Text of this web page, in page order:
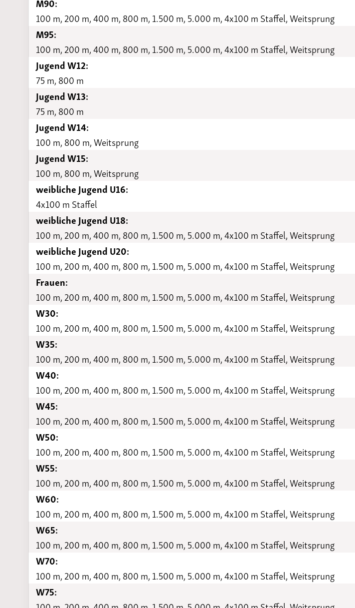
100 m, 200 m, 400 m, 800 m, 1.500 m, 5.000 m, 4x100 m Staffel, Weitsprung
M95:
100 m, 200 m, 400 m, 800 m, 1.500 m, 5.000 m, 4x100 m Staffel, Weitsprung
Jugend W12:
75 m, 800 m
Jugend W13:
75 m, 800 m
Jugend W14:
100 m, 800 m, Weitsprung
Jugend W15:
100 m, 800 m, Weitsprung
weibliche Jugend U16:
4x100 m Staffel
weibliche Jugend U18:
100 m, 200 m, 400 m, 800 m, 1.500 m, 5.000 m, 4x100 m Staffel, Weitsprung
weibliche Jugend U20:
100 m, 200 m, 400 m, 800 m, 1.500 m, 5.000 m, 4x100 m Staffel, Weitsprung
Frauen:
100 m, 200 m, 400 m, 800 m, 1.500 m, 5.000 m, 4x100 m Staffel, Weitsprung
W30:
100 m, 200 m, 400 m, 800 m, 1.500 m, 5.000 m, 4x100 m Staffel, Weitsprung
W35:
100 m, 200 m, 400 m, 800 m, 1.500 m, 5.000 m, 4x100 m Staffel, Weitsprung
W40:
100 m, 200 m, 400 m, 800 m, 1.500 m, 5.000 m, 4x100 m Staffel, Weitsprung
W45:
100 m, 200 m, 400 m, 800 m, 1.500 m, 5.000 m, 4x100 m Staffel, Weitsprung
W50:
100 m, 200 m, 400 m, 800 m, 1.500 m, 5.000 m, 4x100 m Staffel, Weitsprung
W55:
100 m, 200 m, 400 m, 800 m, 1.500 m, 5.000 m, 4x100 m Staffel, Weitsprung
W60:
100 m, 200 m, 400 m, 800 m, 1.500 m, 5.000 m, 4x100 m Staffel, Weitsprung
W65:
100 m, 200 m, 400 m, 800 m, 1.500 m, 5.000 m, 4x100 m Staffel, Weitsprung
W70:
100 m, 200 m, 400 m, 800 m, 1.500 m, 5.000 m, 4x100 m Staffel, Weitsprung
W75: